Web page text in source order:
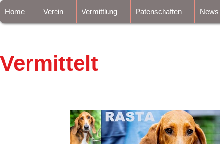
Home Verein Vermittlung Patenschaften News
Vermittelt